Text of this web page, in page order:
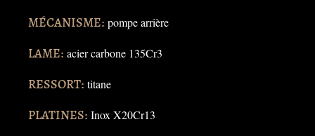
MÉCANISME: pompe arrière
LAME: acier carbone 135Cr3
RESSORT: titane
PLATINES: Inox X20Cr13